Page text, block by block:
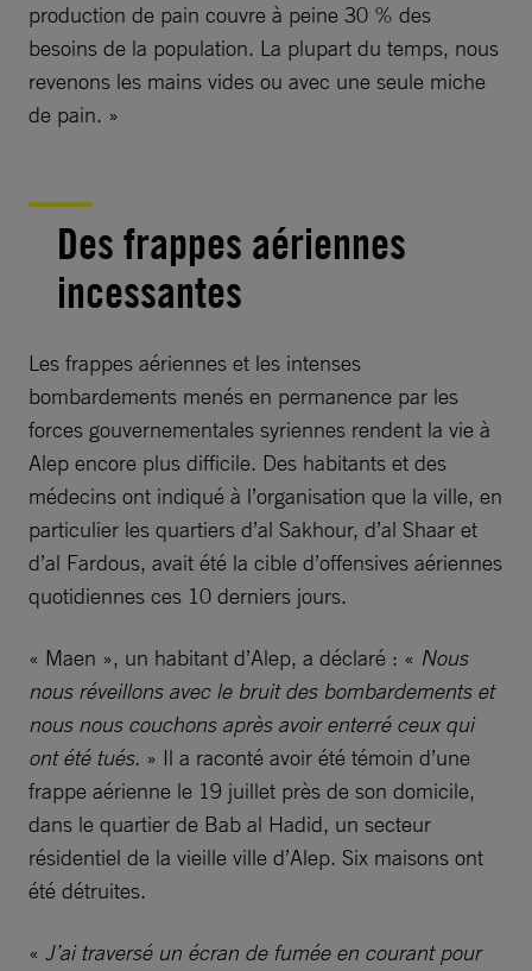
production de pain couvre à peine 30 % des
besoins de la population. La plupart du temps, nous
revenons les mains vides ou avec une seule miche
de pain. »
Des frappes aériennes
incessantes
Les frappes aériennes et les intenses
bombardements menés en permanence par les
forces gouvernementales syriennes rendent la vie à
Alep encore plus difficile. Des habitants et des
médecins ont indiqué à l’organisation que la ville, en
particulier les quartiers d’al Sakhour, d’al Shaar et
d’al Fardous, avait été la cible d’offensives aériennes
quotidiennes ces 10 derniers jours.
« Maen », un habitant d’Alep, a déclaré : « Nous
nous réveillons avec le bruit des bombardements et
nous nous couchons après avoir enterré ceux qui
ont été tués. » Il a raconté avoir été témoin d’une
frappe aérienne le 19 juillet près de son domicile,
dans le quartier de Bab al Hadid, un secteur
résidentiel de la vieille ville d’Alep. Six maisons ont
été détruites.
« J’ai traversé un écran de fumée en courant pour